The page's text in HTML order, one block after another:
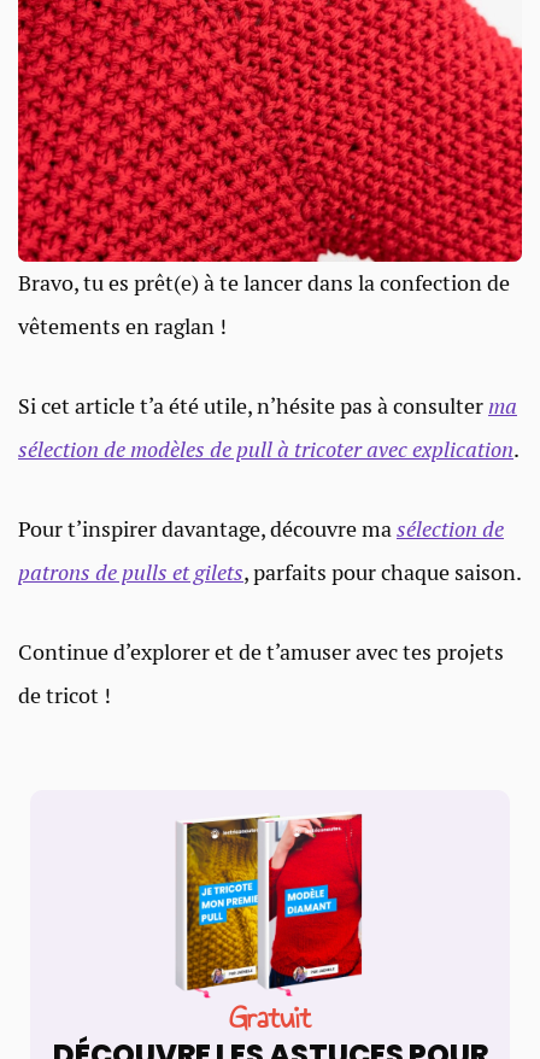
Bravo, tu es prêt(e) à te lancer dans la confection de
vêtements en raglan !
Si cet article t’a été utile, n’hésite pas à consulter ma
sélection de modèles de pull à tricoter avec explication.
Pour t’inspirer davantage, découvre masélection de
patrons de pulls et gilets, parfaits pour chaque saison.
Continue d’explorer et de t’amuser avec tes projets
de tricot !
Gratuit